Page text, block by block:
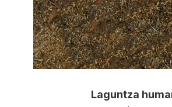
Laguntza